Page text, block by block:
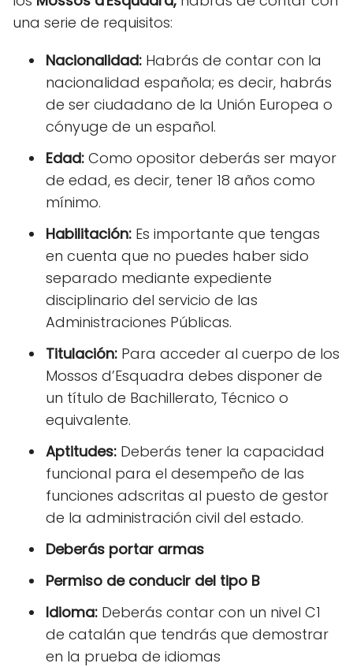
una serie de requisitos:
Nacionalidad: Habrás de contar con la
nacionalidad española; es decir, habrás
de ser ciudadano de la Unión Europea o
cónyuge de un español.
Edad: Como opositor deberás ser mayor
de edad, es decir, tener 18 años como
mínimo.
Habilitación: Es importante que tengas
en cuenta que no puedes haber sido
separado mediante expediente
disciplinario del servicio de las
Administraciones Públicas.
Titulación: Para acceder al cuerpo de los
Mossos d’Esquadra debes disponer de
un título de Bachillerato, Técnico o
equivalente.
Aptitudes: Deberás tener la capacidad
funcional para el desempeño de las
funciones adscritas al puesto de gestor
de la administración civil del estado.
Deberás portar armas
Permiso de conducir del tipo B
Idioma: Deberás contar con un nivel C1
de catalán que tendrás que demostrar
en la prueba de idiomas